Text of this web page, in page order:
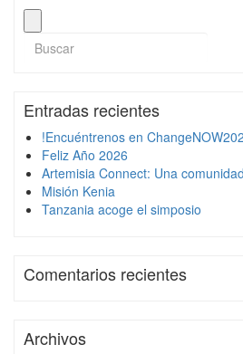
Entradas recientes
!Encuéntrenos en
Feliz Año 2026
Artemisia Connect: Una
Misión Kenia
Tanzania acoge el simposio
Comentarios recientes
Archivos